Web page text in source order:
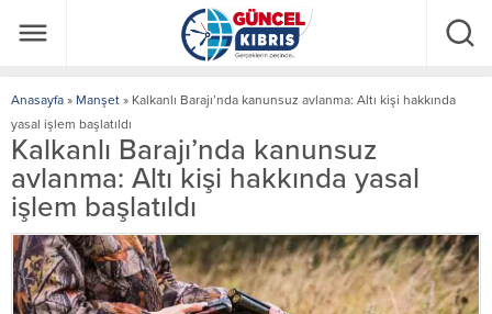
Anasayfa » Manşet » Kalkanlı Barajı’nda kanunsuz avlanma: Altı kişi hakkında
yasal işlem başlatıldı
Kalkanlı Barajı’nda kanunsuz
avlanma: Altı kişi hakkında yasal
işlem başlatıldı